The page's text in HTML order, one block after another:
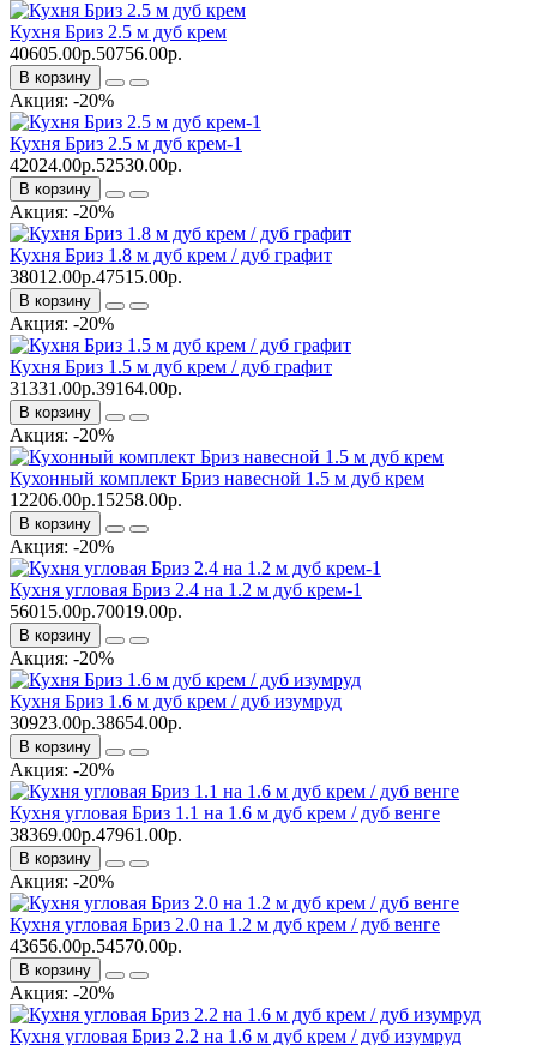
Кухня Бриз 2.5 м дуб крем
40605.00р.50756.00р.
В корзину
Акция: -20%
Кухня Бриз 2.5 м дуб крем-1
42024.00р.52530.00р.
В корзину
Акция: -20%
Кухня Бриз 1.8 м дуб крем / дуб графит
38012.00р.47515.00р.
В корзину
Акция: -20%
Кухня Бриз 1.5 м дуб крем / дуб графит
31331.00р.39164.00р.
В корзину
Акция: -20%
Кухонный комплект Бриз навесной 1.5 м дуб крем
12206.00р.15258.00р.
В корзину
Акция: -20%
Кухня угловая Бриз 2.4 на 1.2 м дуб крем-1
56015.00р.70019.00р.
В корзину
Акция: -20%
Кухня Бриз 1.6 м дуб крем / дуб изумруд
30923.00р.38654.00р.
В корзину
Акция: -20%
Кухня угловая Бриз 1.1 на 1.6 м дуб крем / дуб венге
38369.00р.47961.00р.
В корзину
Акция: -20%
Кухня угловая Бриз 2.0 на 1.2 м дуб крем / дуб венге
43656.00р.54570.00р.
В корзину
Акция: -20%
Кухня угловая Бриз 2.2 на 1.6 м дуб крем / дуб изумруд